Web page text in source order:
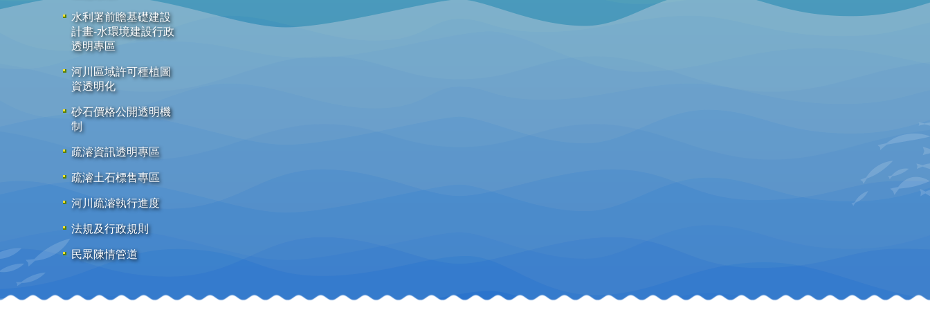
水利署前瞻基礎建設
計畫-水環境建設行政
透明專區
河川區域許可種植圖
資透明化
砂石價格公開透明機
制
疏濬資訊透明專區
疏濬土石標售專區
河川疏濬執行進度
法規及行政規則
民眾陳情管道